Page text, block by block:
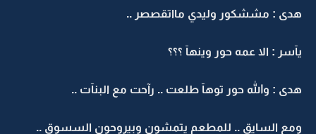
هدى : مششكور وليدي مااتقصصر ..
يآسر : الا عمه حور وينهآ ؟؟؟
هدى : والله حور توهآ طلعت .. رآحت مع البنآت ..
ومع السايق .. للمطعم يتمشون وبيروحون السسوق ..